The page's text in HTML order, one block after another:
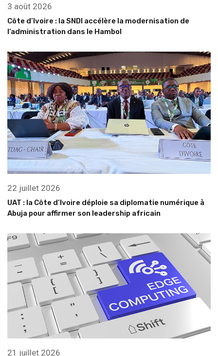
3 août 2026
Côte d’Ivoire : la SNDI accélère la modernisation de
l’administration dans le Hambol
22 juillet 2026
UAT : la Côte d’Ivoire déploie sa diplomatie numérique à
Abuja pour affirmer son leadership africain
21 juillet 2026